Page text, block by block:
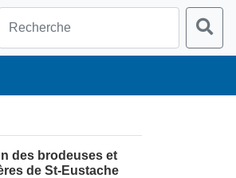
des brodeuses et
de St-Eustache